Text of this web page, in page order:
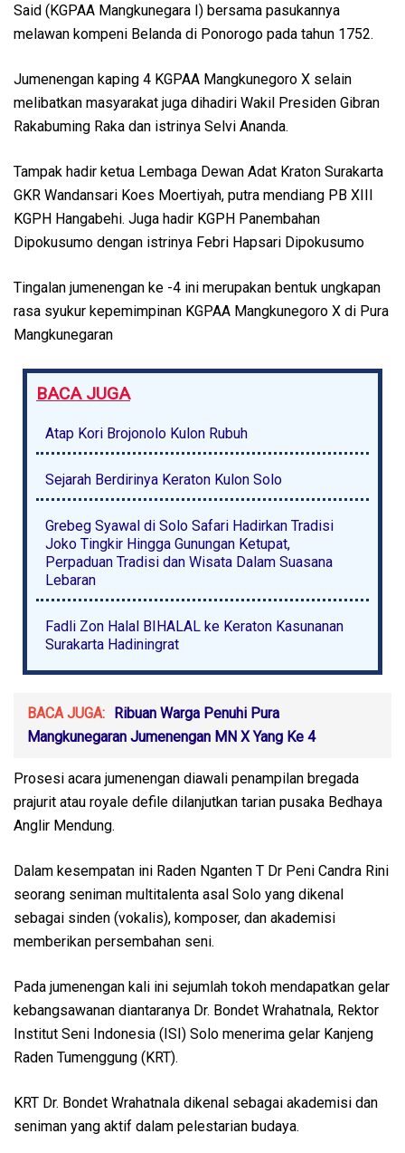
Said (KGPAA Mangkunegara I) bersama pasukannya
melawan kompeni Belanda di Ponorogo pada tahun 1752.
Jumenengan kaping 4 KGPAA Mangkunegoro X selain
melibatkan masyarakat juga dihadiri Wakil Presiden Gibran
Rakabuming Raka dan istrinya Selvi Ananda.
Tampak hadir ketua Lembaga Dewan Adat Kraton Surakarta
GKR Wandansari Koes Moertiyah, putra mendiang PB XIII
KGPH Hangabehi. Juga hadir KGPH Panembahan
Dipokusumo dengan istrinya Febri Hapsari Dipokusumo
Tingalan jumenengan ke -4 ini merupakan bentuk ungkapan
rasa syukur kepemimpinan KGPAA Mangkunegoro X di Pura
Mangkunegaran
BACA JUGA
Atap Kori Brojonolo Kulon Rubuh
Sejarah Berdirinya Keraton Kulon Solo
Grebeg Syawal di Solo Safari Hadirkan Tradisi
Joko Tingkir Hingga Gunungan Ketupat,
Perpaduan Tradisi dan Wisata Dalam Suasana
Lebaran
Fadli Zon Halal BIHALAL ke Keraton Kasunanan
Surakarta Hadiningrat
BACA JUGA: Ribuan Warga Penuhi Pura
Mangkunegaran Jumenengan MN X Yang Ke 4
Prosesi acara jumenengan diawali penampilan bregada
prajurit atau royale defile dilanjutkan tarian pusaka Bedhaya
Anglir Mendung.
Dalam kesempatan ini Raden Nganten T Dr Peni Candra Rini
seorang seniman multitalenta asal Solo yang dikenal
sebagai sinden (vokalis), komposer, dan akademisi
memberikan persembahan seni.
Pada jumenengan kali ini sejumlah tokoh mendapatkan gelar
kebangsawanan diantaranya Dr. Bondet Wrahatnala, Rektor
Institut Seni Indonesia (ISI) Solo menerima gelar Kanjeng
Raden Tumenggung (KRT).
KRT Dr. Bondet Wrahatnala dikenal sebagai akademisi dan
seniman yang aktif dalam pelestarian budaya.